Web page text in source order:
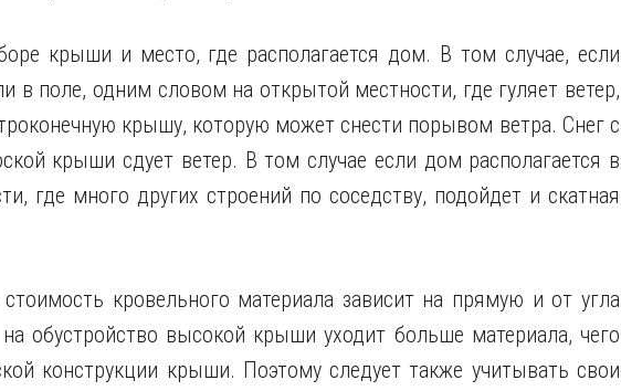
крыши и место, где располагается дом. В том случае, если
в поле, одним словом на открытой местности, где гуляет ветер,
крышу, которую может снести порывом ветра. Снег с
крыши сдует ветер. В том случае если дом располагается в
где много других строений по соседству, подойдет и скатная
кровельного материала зависит на прямую и от угла
обустройство высокой крыши уходит больше материала, чего
конструкции крыши. Поэтому следует также учитывать свои